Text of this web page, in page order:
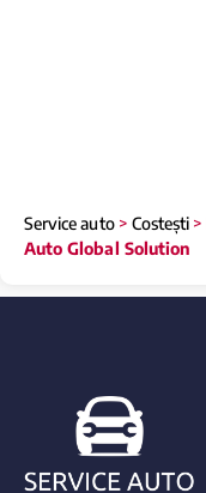
Service auto> Costești >
Auto Global Solution